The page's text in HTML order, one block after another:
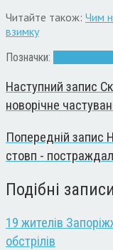
Читайте також: Чим
взимку
Позначки:
Наступний запис
новорічне
Попередній запис
стовп -
Подібні записи
19 жителів
обстрілів